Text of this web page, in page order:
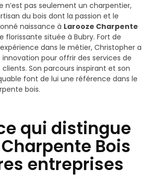
n’est pas seulement un charpentier,
du bois dont la passion et le
naissance à Larooze Charpente
florissante située à Bubry. Fort de
dans le métier, Christopher a
pour offrir des services de
Son parcours inspirant et son
font de lui une référence dans le
bois.
qui distingue
Bois
entreprises